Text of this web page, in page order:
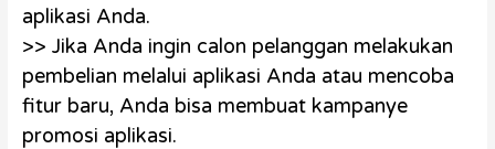
aplikasi Anda.
>> Jika Anda ingin calon pelanggan melakukan
pembelian melalui aplikasi Anda atau mencoba
fitur baru, Anda bisa membuat kampanye
promosi aplikasi.